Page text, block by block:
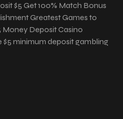
$5 Get 100% Match Bonus
Greatest Games to
Money Deposit Casino
$5 minimum deposit gambling